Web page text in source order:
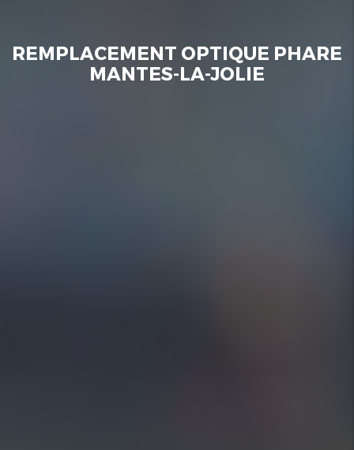
REMPLACEMENT OPTIQUE PHARE
MANTES-LA-JOLIE